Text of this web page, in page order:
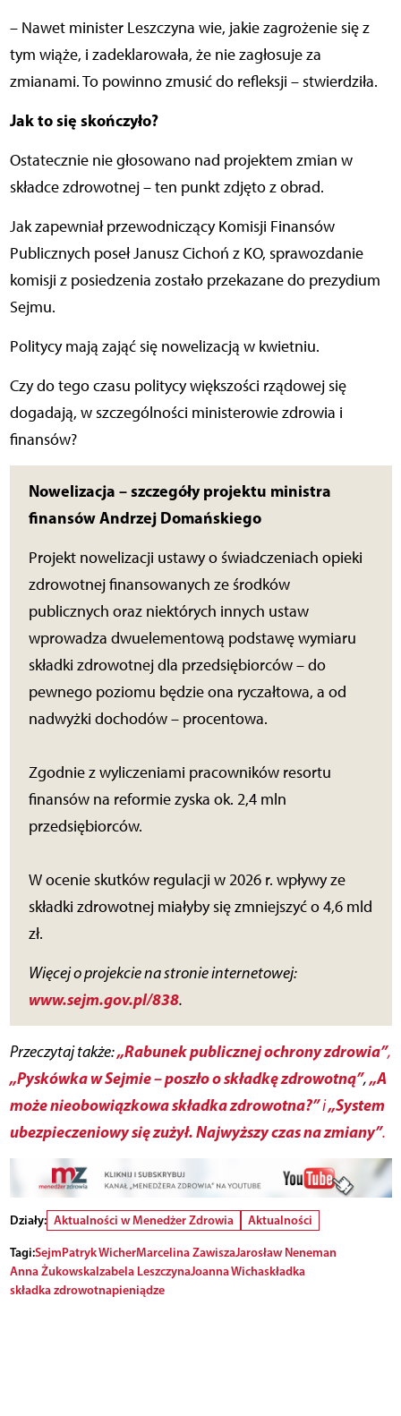
– Nawet minister Leszczyna wie, jakie zagrożenie się z
tym wiąże, i zadeklarowała, że nie zagłosuje za
zmianami. To powinno zmusić do refleksji – stwierdziła.
Jak to się skończyło?
Ostatecznie nie głosowano nad projektem zmian w
składce zdrowotnej – ten punkt zdjęto z obrad.
Jak zapewniał przewodniczący Komisji Finansów
Publicznych poseł Janusz Cichoń z KO, sprawozdanie
komisji z posiedzenia zostało przekazane do prezydium
Sejmu.
Politycy mają zająć się nowelizacją w kwietniu.
Czy do tego czasu politycy większości rządowej się
dogadają, w szczególności ministerowie zdrowia i
finansów?
Nowelizacja – szczegóły projektu ministra
finansów Andrzej Domańskiego
Projekt nowelizacji ustawy o świadczeniach opieki
zdrowotnej finansowanych ze środków
publicznych oraz niektórych innych ustaw
wprowadza dwuelementową podstawę wymiaru
składki zdrowotnej dla przedsiębiorców – do
pewnego poziomu będzie ona ryczałtowa, a od
nadwyżki dochodów – procentowa.
Zgodnie z wyliczeniami pracowników resortu
finansów na reformie zyska ok. 2,4 mln
przedsiębiorców.
W ocenie skutków regulacji w 2026 r. wpływy ze
składki zdrowotnej miałyby się zmniejszyć o 4,6 mld
zł.
Więcej o projekcie na stronie internetowej:
www.sejm.gov.pl/838.
Przeczytaj także:„Rabunek publicznej ochrony zdrowia”,
„Pyskówka w Sejmie – poszło o składkę zdrowotną”,„A
może nieobowiązkowa składka zdrowotna?”i„System
ubezpieczeniowy się zużył. Najwyższy czas na zmiany”.
Działy: Aktualności w Menedżer Zdrowia
Aktualności
Tagi:SejmPatryk WicherMarcelina ZawiszaJarosław Neneman
Anna ŻukowskaIzabela LeszczynaJoanna Wichaskładka
składka zdrowotnapieniądze